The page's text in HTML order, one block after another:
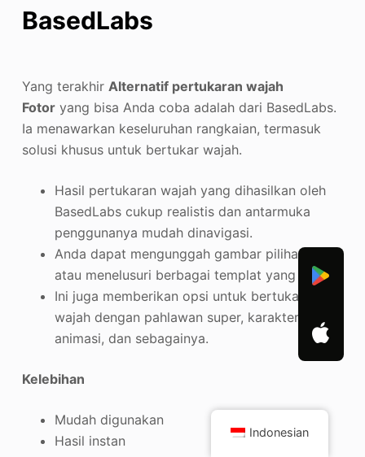
BasedLabs
Yang terakhir Alternatif pertukaran wajah
Fotoryang bisa Anda coba adalah dari BasedLabs.
Ia menawarkan keseluruhan rangkaian, termasuk
solusi khusus untuk bertukar wajah.
Hasil pertukaran wajah yang dihasilkan oleh
BasedLabs cukup realistis dan antarmuka
penggunanya mudah dinavigasi.
Anda dapat mengunggah gambar pilihan Anda
atau menelusuri berbagai templat yang ada.
Ini juga memberikan opsi untuk bertukar
wajah dengan pahlawan super, karakter
animasi, dan sebagainya.
Kelebihan
Mudah digunakan
Hasil instan
Indonesian